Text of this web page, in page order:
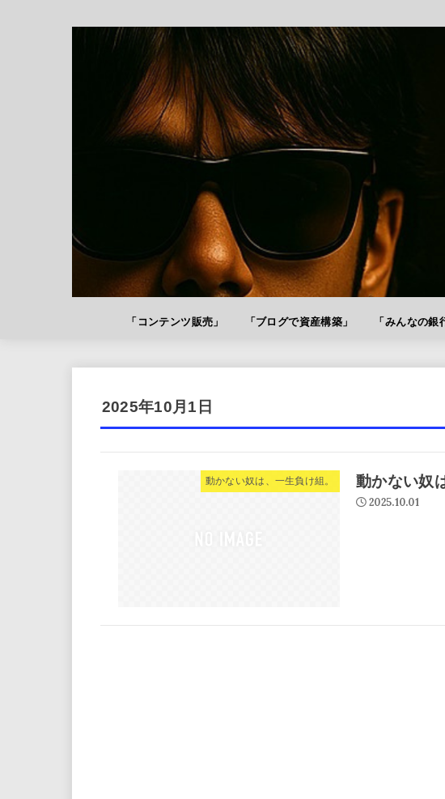
「コンテンツ販売」 「ブログで資産構築」 「みんなの銀
2025年10月1日
動かない奴は、一生負け組。 動かない奴
2025.10.01